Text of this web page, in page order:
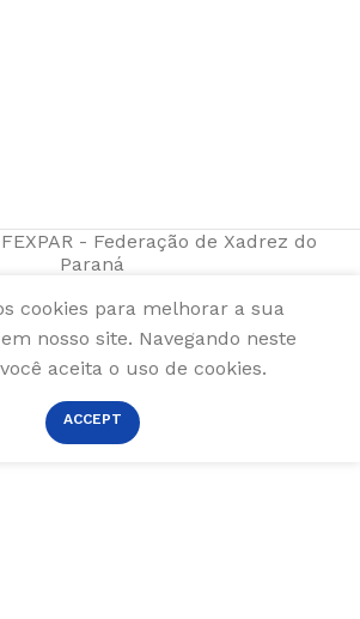
- Federação de Xadrez do
Paraná
cookies para melhorar a sua
nosso site. Navegando neste
aceita o uso de cookies.
ACCEPT